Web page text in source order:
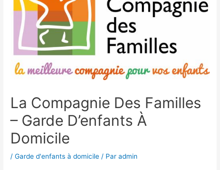
La Compagnie Des Familles
– Garde D’enfants À
Domicile
/Garde d'enfants à domicile / Paradmin